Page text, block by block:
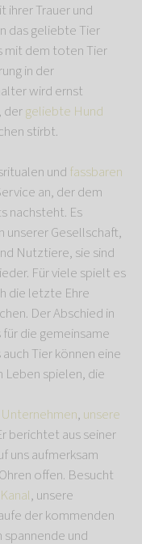
ihrer Trauer und
das geliebte Tier
mit dem toten Tier
in der
wird ernst
, dergeliebte Hund
stirbt.
und fassbaren
an, der dem
nachsteht. Es
unserer Gesellschaft,
Nutztiere, sie sind
Für viele spielt es
die letzte Ehre
Der Abschied in
die gemeinsame
Tier können eine
spielen, die
, unsere
berichtet aus seiner
uns aufmerksam
offen. Besucht
, unsere
der kommenden
und